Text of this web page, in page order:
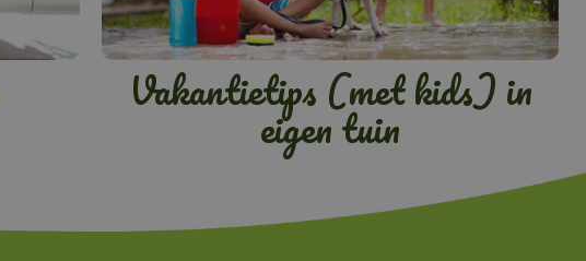
Vakantietips (met kids) in
eigen tuin